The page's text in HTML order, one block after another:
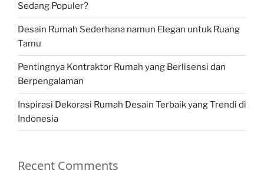
Sedang Populer?
Desain Rumah Sederhana namun Elegan untuk Ruang
Tamu
Pentingnya Kontraktor Rumah yang Berlisensi dan
Berpengalaman
Inspirasi Dekorasi Rumah Desain Terbaik yang Trendi di
Indonesia
Recent Comments